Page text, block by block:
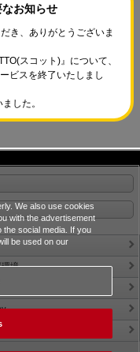
お知らせ
き、ありがとうございま
スコット)』について、
ビスを終了いたしまし
した。
環境
We also use cookies
with the advertisement
the social media. If you
be used on our